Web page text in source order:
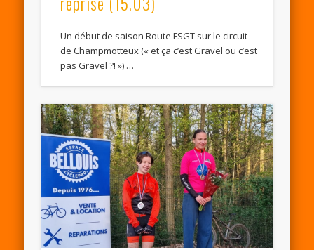
Un début de saison Route FSGT sur le circuit
de Champmotteux (« et ça c’est Gravel ou c’est
pas Gravel ?! ») …